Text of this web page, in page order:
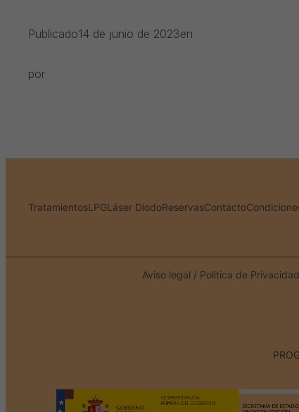
Publicado14 de junio de 2023en
por
TratamientosLPGLáser DiodoReservasContacto
Aviso legal /Política de Privacidad